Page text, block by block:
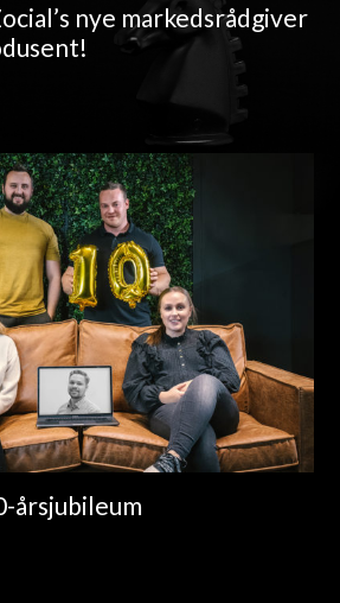
nye markedsrådgiver
årsjubileum